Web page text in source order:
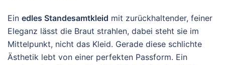
Ein edles Standesamtkleid mit zurückhaltender, feiner
Eleganz lässt die Braut strahlen, dabei steht sie im
Mittelpunkt, nicht das Kleid. Gerade diese schlichte
Ästhetik lebt von einer perfekten Passform. Ein